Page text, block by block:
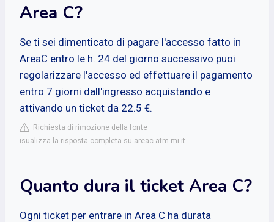
Area C?
Se ti sei dimenticato di pagare l'accesso fatto in
AreaC entro le h. 24 del giorno successivo puoi
regolarizzare l'accesso ed effettuare il pagamento
entro 7 giorni dall'ingresso acquistando e
attivando un ticket da 22.5 €.
Richiesta di rimozione della fonte
isualizza la risposta completa su areac.atm-mi.it
Quanto dura il ticket Area C?
Ogni ticket per entrare in Area C ha durata